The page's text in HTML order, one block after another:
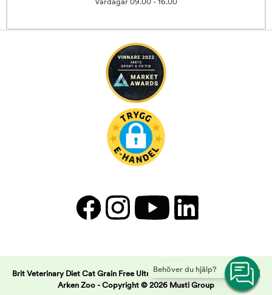
Behöver du hjälp?
Vardagar 09.00 - 16.00
Brit Veterinary Diet Cat Grain Free Ultra Hypoallergenic Insect & Pea |
Arken Zoo - Copyright © 2026 Musti Group